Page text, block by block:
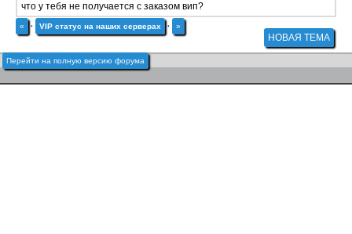
что у тебя не получается с заказом вип?
« · VIP статус на наших серверах · »
НОВАЯ ТЕМА
Перейти на полную версию форума